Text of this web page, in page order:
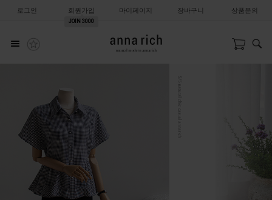
로그인 회원가입
JOIN 3000
마이페이지 장바구니 상품문의